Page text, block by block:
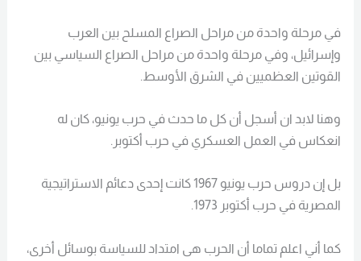
في مرحلة واحدة من مراحل الصراع المسلح بين العرب
وإسرائيل، وفي مرحلة واحدة من مراحل الصراع السياسي بين
القوتين العظميين في الشرق الأوسط.
وهنا لابد ان أسجل أن كل ما حدث في حرب يونيو، كان له
انعكاس في العمل العسكري في حرب أكتوبر.
بل إن دروس حرب يونيو 1967 كانت إحدى دعائم الاستراتيجية
المصرية في حرب أكتوبر 1973.
كما أني اعلم تماما أن الحرب هى امتداد للسياسة بوسائل أخرى،